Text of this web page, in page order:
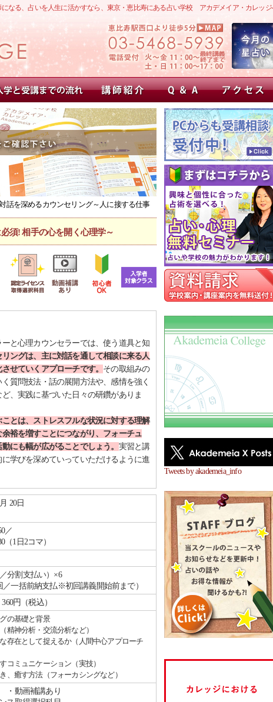
なる、占いを人生に活かすなら、東京・恵比寿にある占い学校 アカデメイア・カレッジ
Tweets by akademeia_info
話を深めるカウンセリング～人に接する仕事
須! 相手の心を開く心理学～
と心理カウンセラーでは、使う道具と知
ングは、主に対話を通して相談に来る人
せていくアプローチです。 その取組みの
質問技法・話の展開方法や、感情を強く
、実践に基づいた日々の研鑽がありま
とは、ストレスフルな状況に対する理解
裕を増すことにつながり、フォーチュ
にも幅が広がることでしょう。 実習と講
学びを深めていっていただけるように進
20日
／
（1日2コマ）
分割支払い）×6
／一括前納支払※初回講義開始前まで）
円（税込）
の基礎と背景
精神分析・交流分析など）
存在として捉えるか（人間中心アプローチ
コミュニケーション（実技）
、癒す方法（フォーカシングなど）
・動画補講あり